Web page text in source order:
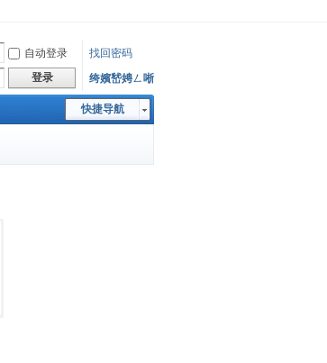
自动登录
找回密码
登录 绔嬪嵆娉ㄥ唽
快捷导航